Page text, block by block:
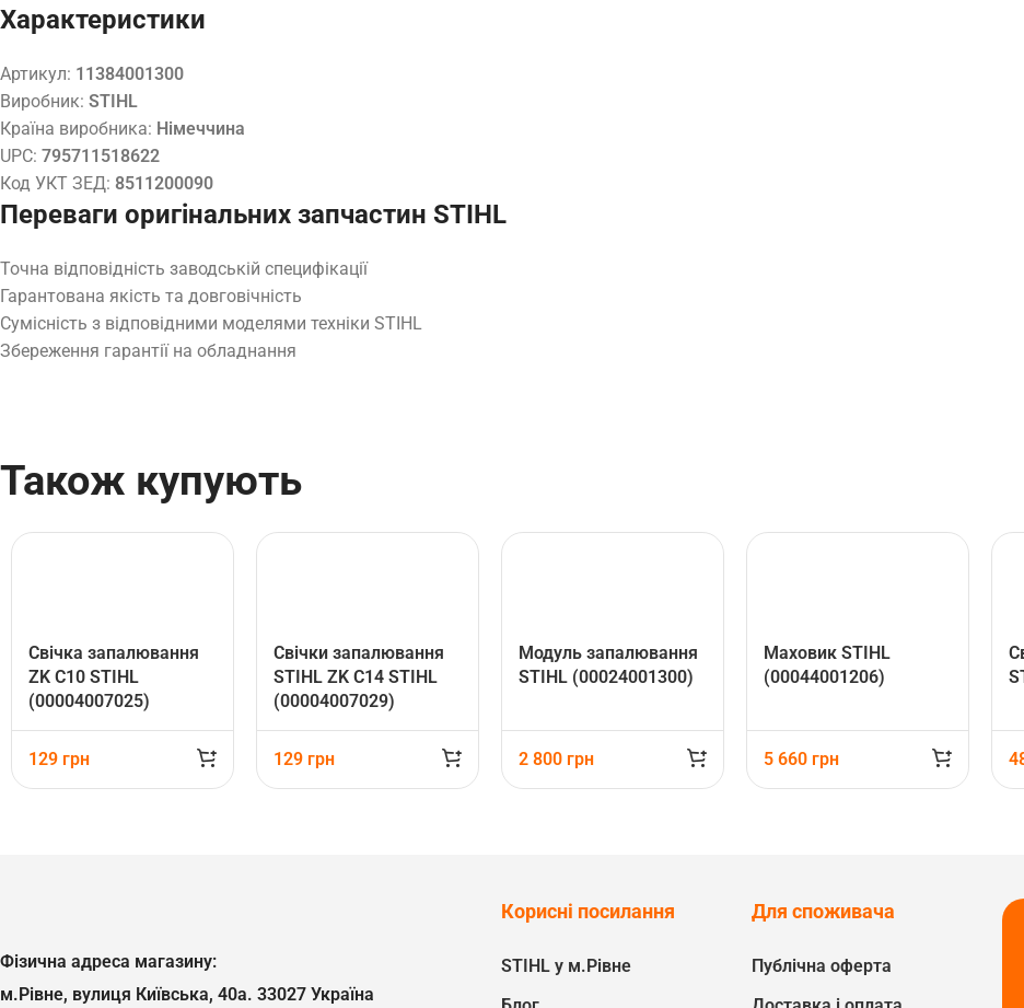
Характеристики
Артикул: 11384001300
Виробник: STIHL
Країна виробника: Німеччина
UPC: 795711518622
Код УКТ ЗЕД: 8511200090
Переваги оригінальних запчастин STIHL
Точна відповідність заводській специфікації
Гарантована якість та довговічність
Сумісність з відповідними моделями техніки STIHL
Збереження гарантії на обладнання
Також купують
Свічка запалювання
ZK C10 STIHL
(00004007025)
129 грн
Свічки запалювання
STIHL ZK C14 STIHL
(00004007029)
129 грн
Модуль запалювання
STIHL (00024001300)
2 800 грн
Маховик STIHL
(00044001206)
5 660 грн
Фізична адреса магазину:
м.Рівне, вулиця Київська, 40а. 33027 Україна
Корисні посилання
STIHL у м.Рівне
Для споживача
Публічна оферта